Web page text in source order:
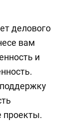
делового
вам
и
проекты.